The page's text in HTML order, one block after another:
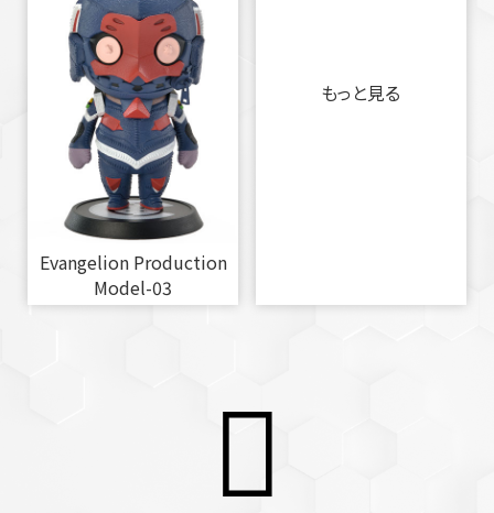
Evangelion Production
Model-03
もっと見る